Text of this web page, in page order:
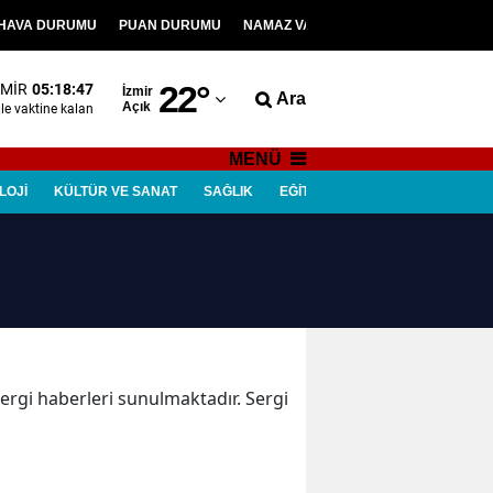
HAVA DURUMU PUAN DURUMU NAMAZ VAKİTLERİ
05:18:47
vaktine kalan
İzmir
Açık 22°
Adıyaman
Afyonkarahisar
Ağrı
Ara
MENÜ
KÜLTÜR VE SANAT SAĞLIK EĞİTİM
haberleri sunulmaktadır. Sergi